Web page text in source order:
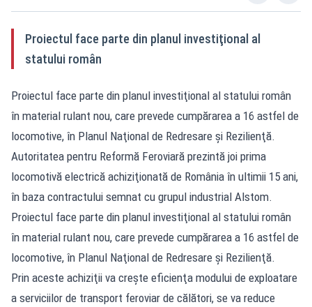
Proiectul face parte din planul investiţional al
statului român
Proiectul face parte din planul investiţional al statului român
în material rulant nou, care prevede cumpărarea a 16 astfel de
locomotive, în Planul Naţional de Redresare şi Rezilienţă.
Autoritatea pentru Reformă Feroviară prezintă joi prima
locomotivă electrică achiziţionată de România în ultimii 15 ani,
în baza contractului semnat cu grupul industrial Alstom.
Proiectul face parte din planul investiţional al statului român
în material rulant nou, care prevede cumpărarea a 16 astfel de
locomotive, în Planul Naţional de Redresare şi Rezilienţă.
Prin aceste achiziţii va creşte eficienţa modului de exploatare
a serviciilor de transport feroviar de călători, se va reduce